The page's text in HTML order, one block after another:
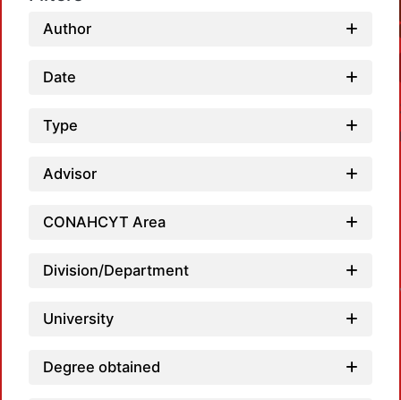
Author
Date
Type
Advisor
CONAHCYT Area
Division/Department
University
Degree obtained